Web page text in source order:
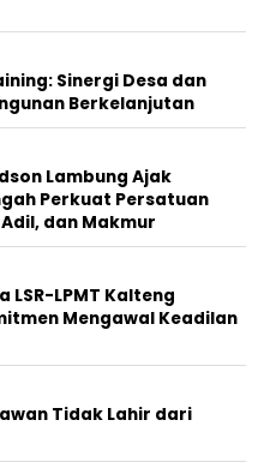
Sinergi Desa dan
Berkelanjutan
Lambung Ajak
Perkuat Persatuan
dan Makmur
LSR-LPMT Kalteng
Mengawal Keadilan
Tidak Lahir dari